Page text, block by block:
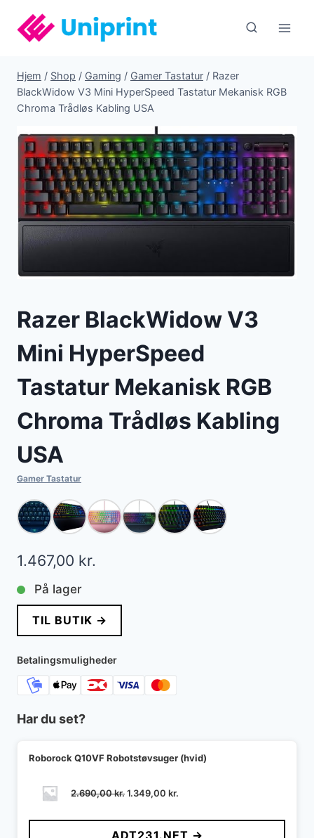
indhold
Hjem / Shop / Gaming / Gamer Tastatur / Razer
BlackWidow V3 Mini HyperSpeed Tastatur Mekanisk RGB
Chroma Trådløs Kabling USA
Razer BlackWidow V3
Mini HyperSpeed
Tastatur Mekanisk RGB
Chroma Trådløs Kabling
USA
Gamer Tastatur
1.467,00 kr.
På lager
TIL BUTIK →
Betalingsmuligheder
Har du set?
Roborock Q10VF Robotstøvsuger (hvid)
2.690,00kr.Den
pris
var:
1.349,00 kr.
pris
er:
ADT231.NET →